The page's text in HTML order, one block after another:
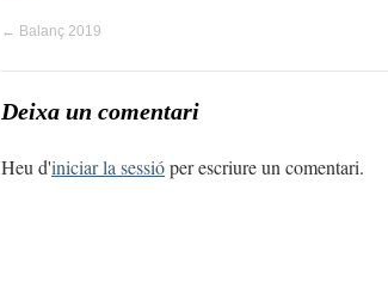
← Balanç 2019
Deixa un comentari
Heu d'iniciar la sessióper escriure un comentari.